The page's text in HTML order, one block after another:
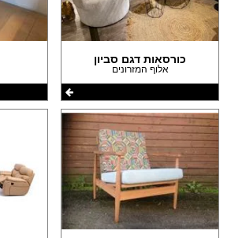
כורסאות דגם סביון
אלוף המזרונים